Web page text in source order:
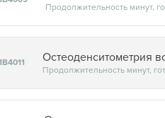
Продолжительность минут,